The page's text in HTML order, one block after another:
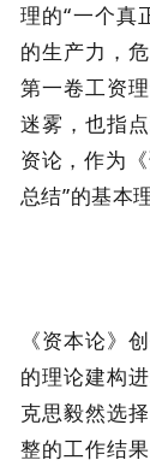
理的“一个真
的生产力，
第一卷工资
迷雾，也指
资论，作为
总结”的基本
《资本论》
的理论建构
克思毅然选
整的工作结